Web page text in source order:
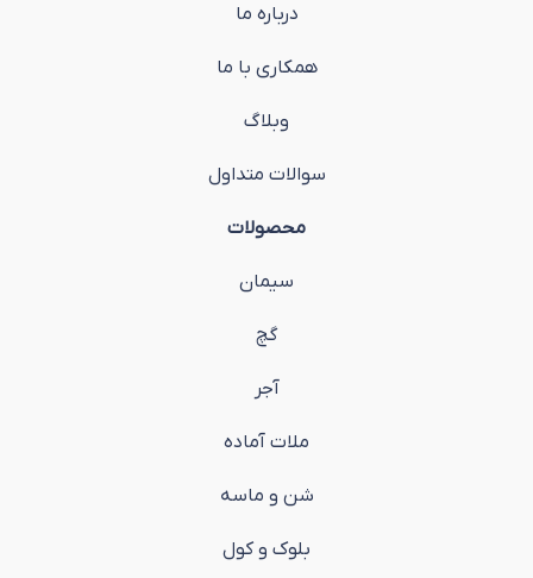
درباره ما
همکاری با ما
وبلاگ
سوالات متداول
محصولات
سیمان
گچ
آجر
ملات آماده
شن و ماسه
بلوک و کول